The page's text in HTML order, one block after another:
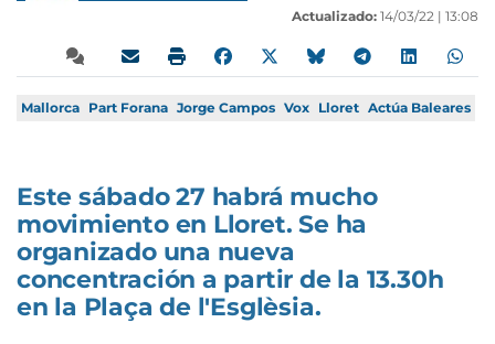
Actualizado: 14/03/22 | 13:08
Mallorca Part Forana Jorge Campos Vox Lloret Actúa Baleares
Este sábado 27 habrá mucho
movimiento en Lloret. Se ha
organizado una nueva
concentración a partir de la 13.30h
en la Plaça de l'Esglèsia.